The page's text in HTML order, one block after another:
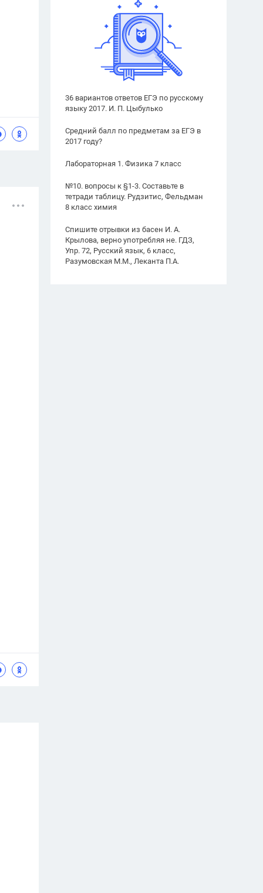
36 вариантов ответов ЕГЭ по русскому
языку 2017. И. П. Цыбулько
Средний балл по предметам за ЕГЭ в
2017 году?
Лабораторная 1. Физика 7 класс
№10. вопросы к §1-3. Составьте в
тетради таблицу. Рудзитис, Фельдман
8 класс химия
Спишите отрывки из басен И. А.
Крылова, верно употребляя не. ГДЗ,
Упр. 72, Русский язык, 6 класс,
Разумовская М.М., Леканта П.А.